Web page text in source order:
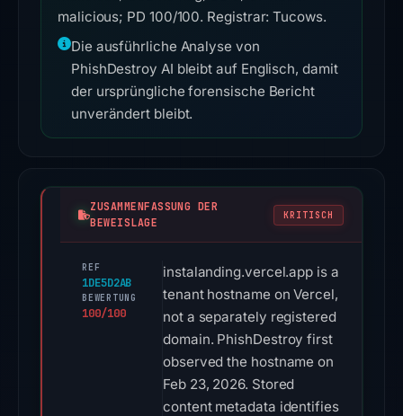
malicious; PD 100/100. Registrar: Tucows.
Die ausführliche Analyse von
PhishDestroy AI bleibt auf Englisch, damit
der ursprüngliche forensische Bericht
unverändert bleibt.
ZUSAMMENFASSUNG DER
BEWEISLAGE
KRITISCH
REF
1DE5D2AB
BEWERTUNG
100/100
instalanding.vercel.app is a
tenant hostname on Vercel,
not a separately registered
domain. PhishDestroy first
observed the hostname on
Feb 23, 2026. Stored
content metadata identifies